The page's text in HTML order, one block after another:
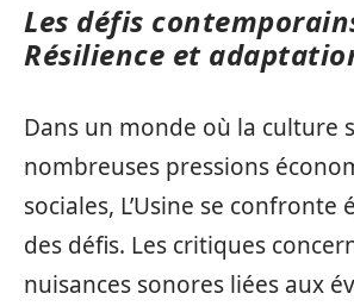
Les défis
Résilience et
Dans un monde où la culture
nombreuses pressions
sociales, L’Usine se confronte
des défis. Les critiques
nuisances sonores liées aux